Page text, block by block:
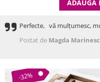
ADAUGA
Perfecte, vă mulțumesc,
Postat de Magda
-32%